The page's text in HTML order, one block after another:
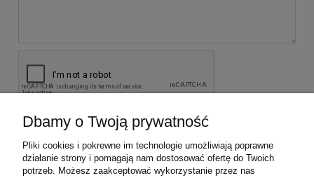
Dbamy o Twoją prywatność
Pliki cookies i pokrewne im technologie umożliwiają poprawne
działanie strony i pomagają nam dostosować ofertę do Twoich
potrzeb. Możesz zaakceptować wykorzystanie przez nas